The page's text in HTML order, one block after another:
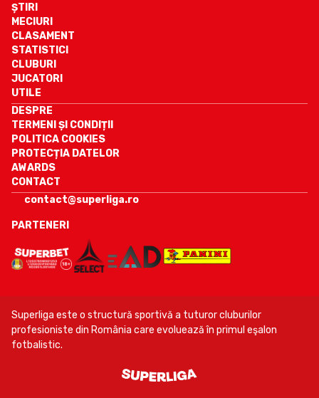
ȘTIRI
MECIURI
CLASAMENT
STATISTICI
CLUBURI
JUCATORI
UTILE
DESPRE
TERMENI ȘI CONDIȚII
POLITICA COOKIES
PROTECȚIA DATELOR
AWARDS
CONTACT
contact@superliga.ro
PARTENERI
Superliga este o structură sportivă a tuturor cluburilor
profesioniste din România care evoluează în primul eşalon
fotbalistic.